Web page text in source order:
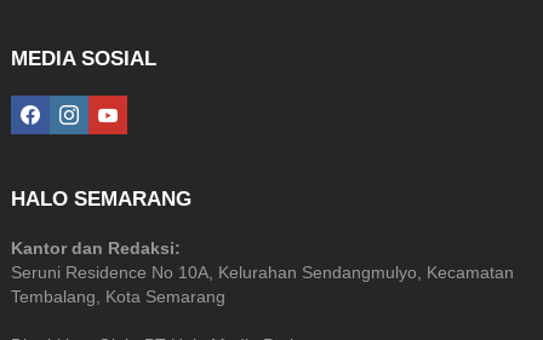
MEDIA SOSIAL
facebookinstagramyoutube
HALO SEMARANG
Kantor dan Redaksi:
Seruni Residence No 10A, Kelurahan Sendangmulyo, Kecamatan
Tembalang, Kota Semarang